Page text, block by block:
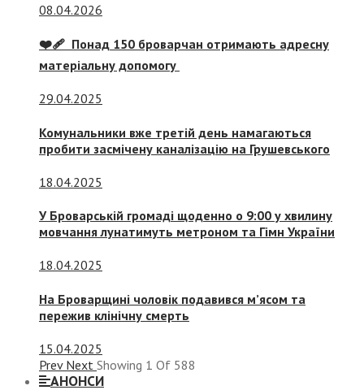
08.04.2026
❤️‍🩹 Понад 150 броварчан отримають адресну
матеріальну допомогу
29.04.2025
Комунальники вже третій день намагаються
пробити засмічену каналізацію на Грушевського
18.04.2025
У Броварській громаді щоденно о 9:00 у хвилину
мовчання лунатимуть метроном та Гімн України
18.04.2025
На Броварщині чоловік подавився м’ясом та
пережив клінічну смерть
15.04.2025
Prev Next Showing 1 Of 588
АНОНСИ